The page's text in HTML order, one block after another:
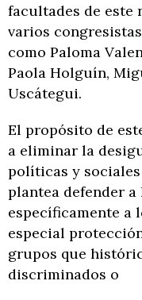
facultades de
varios
como Paloma
Paola Holguín,
Uscátegui.
El propósito de
a eliminar la
políticas y sociales
plantea defender
específicamente a
especial
grupos que
discriminados o